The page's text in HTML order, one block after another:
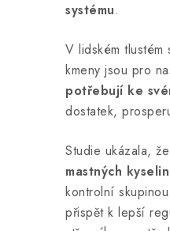
systému.
V lidském
kmeny jsou pro
potřebují ke
dostatek,
Studie ukázala,
mastných
kontrolní
přispět k lepší